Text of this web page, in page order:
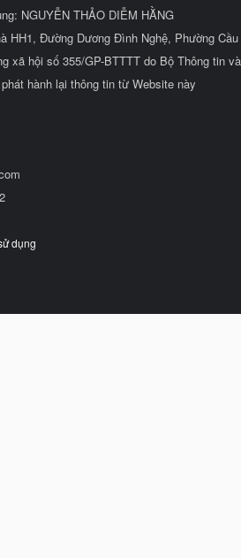
NGUYỄN THẢO DIỄM HẰNG
HH1, Đường Dương Đình Nghệ, Phường
xã hội số 355/GP-BTTTT do Bộ Thông tin
hành lại thông tin từ Website này
dụng